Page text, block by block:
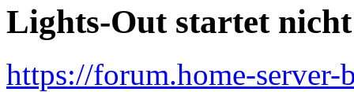
Lights-Out startet
https://forum.home-